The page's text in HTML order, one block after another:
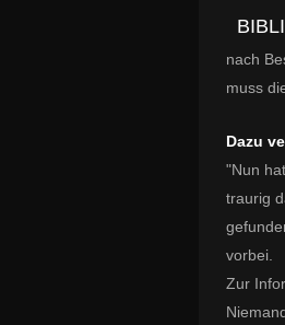
nach
muss
Dazu
"Nun
traurig
vorbei.
Zur